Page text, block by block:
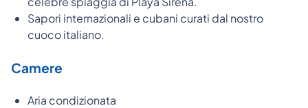
Sapori internazionali e cubani curati dal nostro
cuoco italiano.
Camere
Aria condizionata